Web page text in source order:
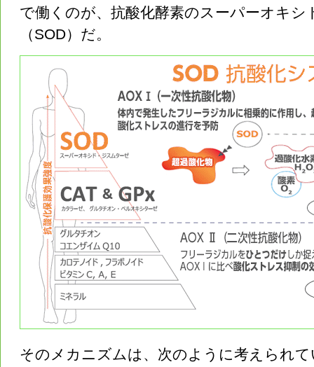
で働くのが、抗酸化酵素のスーパーオキシ
（SOD）だ。
そのメカニズムは、次のように考えられ